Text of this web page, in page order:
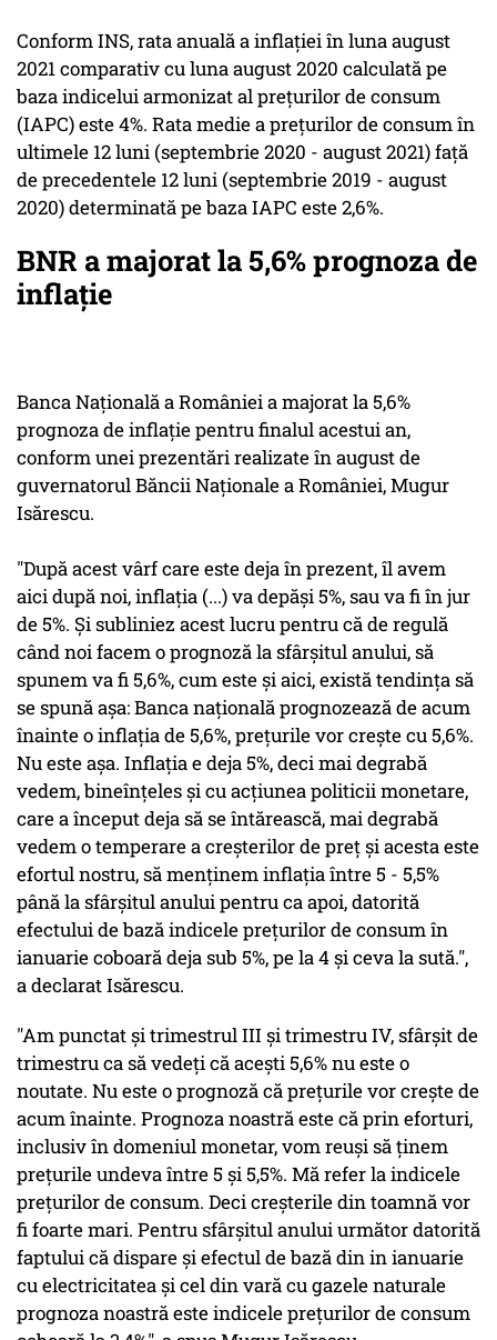
Conform INS, rata anuală a inflaţiei în luna august
2021 comparativ cu luna august 2020 calculată pe
baza indicelui armonizat al preţurilor de consum
(IAPC) este 4%. Rata medie a preţurilor de consum în
ultimele 12 luni (septembrie 2020 - august 2021) faţă
de precedentele 12 luni (septembrie 2019 - august
2020) determinată pe baza IAPC este 2,6%.
BNR a majorat la 5,6% prognoza de
inflaţie
Banca Naţională a României a majorat la 5,6%
prognoza de inflaţie pentru finalul acestui an,
conform unei prezentări realizate în august de
guvernatorul Băncii Naţionale a României, Mugur
Isărescu.
"După acest vârf care este deja în prezent, îl avem
aici după noi, inflaţia (...) va depăşi 5%, sau va fi în jur
de 5%. Şi subliniez acest lucru pentru că de regulă
când noi facem o prognoză la sfârşitul anului, să
spunem va fi 5,6%, cum este şi aici, există tendinţa să
se spună aşa: Banca naţională prognozează de acum
înainte o inflaţia de 5,6%, preţurile vor creşte cu 5,6%.
Nu este aşa. Inflaţia e deja 5%, deci mai degrabă
vedem, bineînţeles şi cu acţiunea politicii monetare,
care a început deja să se întărească, mai degrabă
vedem o temperare a creşterilor de preţ şi acesta este
efortul nostru, să menţinem inflaţia între 5 - 5,5%
până la sfârşitul anului pentru ca apoi, datorită
efectului de bază indicele preţurilor de consum în
ianuarie coboară deja sub 5%, pe la 4 şi ceva la sută.",
a declarat Isărescu.
"Am punctat şi trimestrul III şi trimestru IV, sfârşit de
trimestru ca să vedeţi că aceşti 5,6% nu este o
noutate. Nu este o prognoză că preţurile vor creşte de
acum înainte. Prognoza noastră este că prin eforturi,
inclusiv în domeniul monetar, vom reuşi să ţinem
preţurile undeva între 5 şi 5,5%. Mă refer la indicele
preţurilor de consum. Deci creşterile din toamnă vor
fi foarte mari. Pentru sfârşitul anului următor datorită
faptului că dispare şi efectul de bază din in ianuarie
cu electricitatea şi cel din vară cu gazele naturale
prognoza noastră este indicele preţurilor de consum